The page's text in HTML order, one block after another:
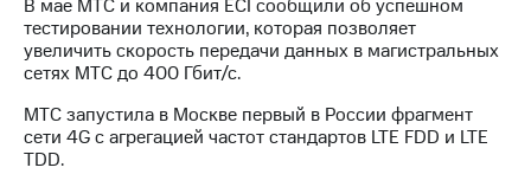
Личный
кабинет
акционера
Акционерный
капитал
Контроль
В мае МТС и компания ECI сообщили об успешном
тестировании технологии, которая позволяет
увеличить скорость передачи данных в магистральных
сетях МТС до 400 Гбит/с.
МТС запустила в Москве первый в России фрагмент
сети 4G с агрегацией частот стандартов LTE FDD и LTE
TDD.